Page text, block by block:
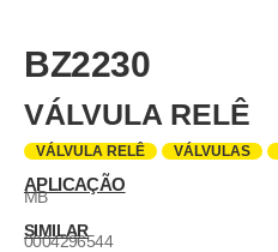
BZ2230
VÁLVULA RELÊ
VÁLVULA RELÊ VÁLVULAS
APLICAÇÃO
MB
SIMILAR
0004296544